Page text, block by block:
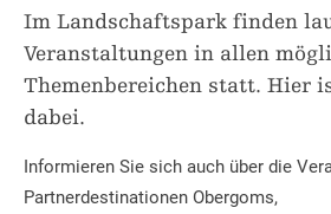
Im Landschaftspark finden
Veranstaltungen in allen
Themenbereichen statt. Hier
dabei.
Informieren Sie sich auch über die
Partnerdestinationen Obergoms,